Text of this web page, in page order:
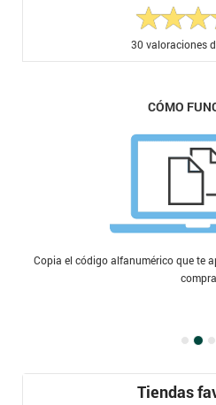
30 valoraciones
CÓMO
Copia el código alfanumérico que te
compra
Tiendas